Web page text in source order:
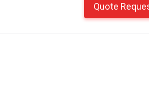
Quote